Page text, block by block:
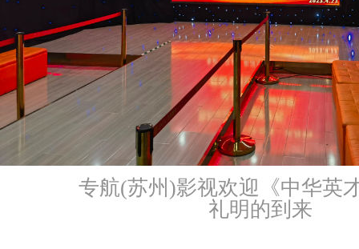
专航(苏州)影视欢迎《中华英
礼明的到来